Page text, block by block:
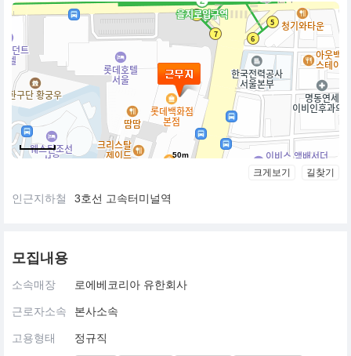
50m
크게보기 길찾기
인근지하철 3호선 고속터미널역
모집내용
소속매장 로에베코리아 유한회사
근로자소속 본사소속
고용형태 정규직